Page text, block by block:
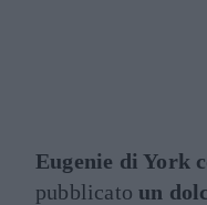
Eugenie di York
pubblicatoun